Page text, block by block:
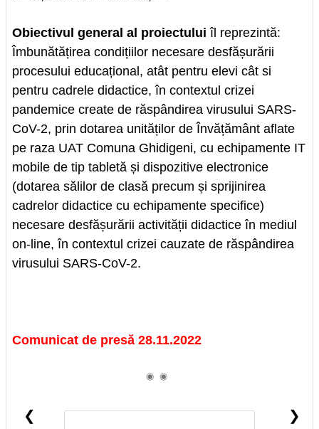
Obiectivul general al proiectului îl reprezintă:
Îmbunătățirea condițiilor necesare desfășurării
procesului educațional, atât pentru elevi cât si
pentru cadrele didactice, în contextul crizei
pandemice create de răspândirea virusului SARS-
CoV-2, prin dotarea unităților de Învățământ aflate
pe raza UAT Comuna Ghidigeni, cu echipamente IT
mobile de tip tabletă și dispozitive electronice
(dotarea sălilor de clasă precum și sprijinirea
cadrelor didactice cu echipamente specifice)
necesare desfășurării activității didactice în mediul
on-line, în contextul crizei cauzate de răspândirea
virusului SARS-CoV-2.
Comunicat de presă 28.11.2022
◉ ◉
❮ ❯